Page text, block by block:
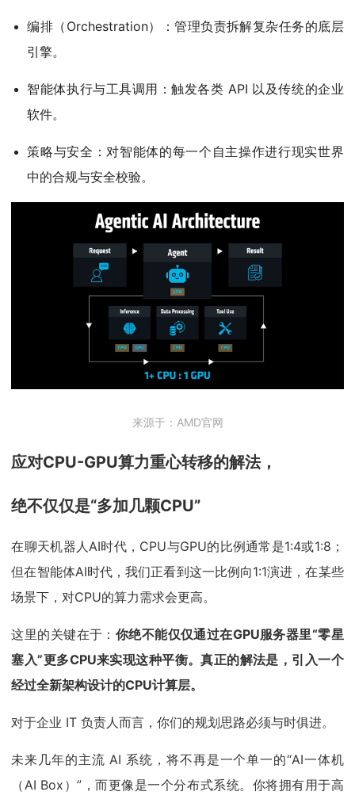
编排（Orchestration）：管理负责拆解复杂任务的底层
引擎。
智能体执行与工具调用：触发各类 API 以及传统的企业
软件。
策略与安全：对智能体的每一个自主操作进行现实世界
中的合规与安全校验。
来源于：AMD官网
应对CPU-GPU算力重心转移的解法，
绝不仅仅是“多加几颗CPU”
在聊天机器人AI时代，CPU与GPU的比例通常是1:4或1:8；
但在智能体AI时代，我们正看到这一比例向1:1演进，在某些
场景下，对CPU的算力需求会更高。
这里的关键在于： 你绝不能仅仅通过在GPU服务器里“零星
塞入”更多CPU来实现这种平衡。真正的解法是，引入一个
经过全新架构设计的CPU计算层。
对于企业 IT 负责人而言，你们的规划思路必须与时俱进。
未来几年的主流 AI 系统，将不再是一个单一的“AI一体机
（AI Box）”，而更像是一个分布式系统。你将拥有用于高